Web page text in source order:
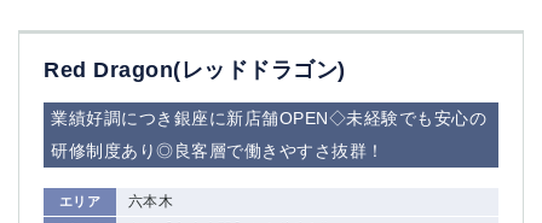
Red Dragon(レッドドラゴン)
業績好調につき銀座に新店舗OPEN◇未経験でも安心の
研修制度あり◎良客層で働きやすさ抜群！
エリア 六本木